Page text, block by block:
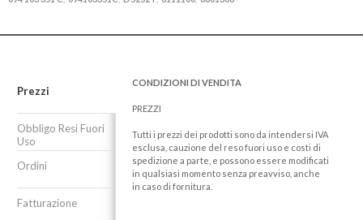
Prezzi
Obbligo Resi Fuori
Uso
Ordini
Fatturazione
CONDIZIONI DI VENDITA
PREZZI
Tutti i prezzi dei prodotti sono da intendersi IVA
esclusa, cauzione del reso fuori uso e costi di
spedizione a parte, e possono essere modificati
in qualsiasi momento senza preavviso, anche
in caso di fornitura.